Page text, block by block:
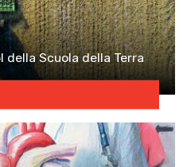
della Scuola della Terra